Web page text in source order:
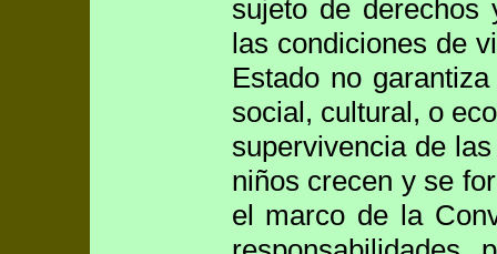
sujeto de derechos
las condiciones de
Estado no
social, cultural, o
supervivencia de
niños crecen y se
el marco de la